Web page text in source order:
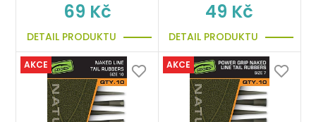
69 Kč
DETAIL PRODUKTU
49 Kč
DETAIL PRODUKTU
AKCE AKCE